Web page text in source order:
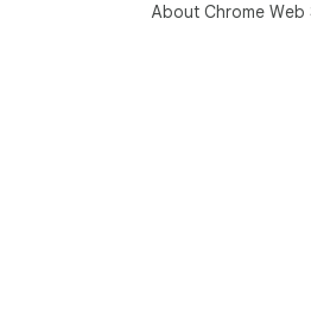
About Chrome Web